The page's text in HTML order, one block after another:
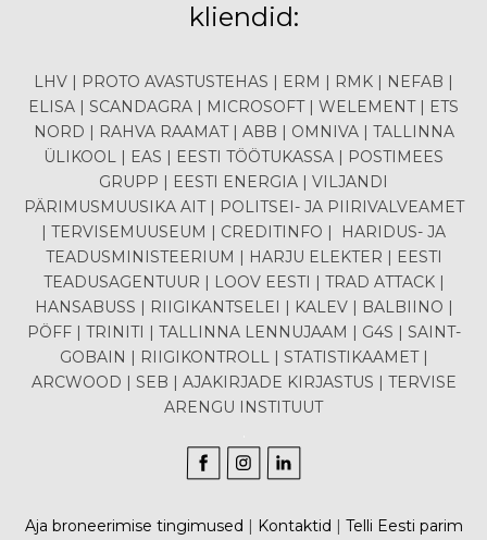
kliendid:
LHV | PROTO AVASTUSTEHAS | ERM | RMK | NEFAB |
ELISA | SCANDAGRA | MICROSOFT | WELEMENT | ETS
NORD | RAHVA RAAMAT | ABB | OMNIVA | TALLINNA
ÜLIKOOL | EAS | EESTI TÖÖTUKASSA | POSTIMEES
GRUPP | EESTI ENERGIA | VILJANDI
PÄRIMUSMUUSIKA AIT | POLITSEI- JA PIIRIVALVEAMET
| TERVISEMUUSEUM | CREDITINFO | HARIDUS- JA
TEADUSMINISTEERIUM | HARJU ELEKTER | EESTI
TEADUSAGENTUUR | LOOV EESTI | TRAD ATTACK |
HANSABUSS | RIIGIKANTSELEI | KALEV | BALBIINO |
PÖFF | TRINITI | TALLINNA LENNUJAAM | G4S | SAINT-
GOBAIN | RIIGIKONTROLL | STATISTIKAAMET |
ARCWOOD | SEB | AJAKIRJADE KIRJASTUS | TERVISE
ARENGU INSTITUUT
Aja broneerimise tingimused | Kontaktid | Telli Eesti parim